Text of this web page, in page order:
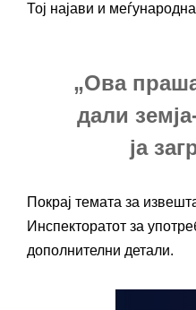
Тој најави и
„Ова
дали
ја
Покрај темата за
Инспекторатот за
дополнителни детали.